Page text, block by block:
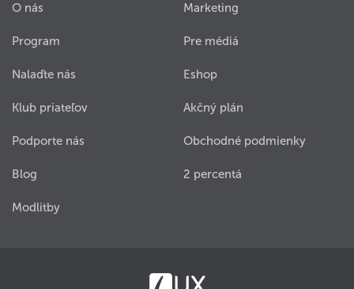
O nás
Program
Nalaďte nás
Klub priateľov
Podporte nás
Blog
Modlitby
Marketing
Pre médiá
Eshop
Akčný plán
Obchodné podmienky
2 percentá